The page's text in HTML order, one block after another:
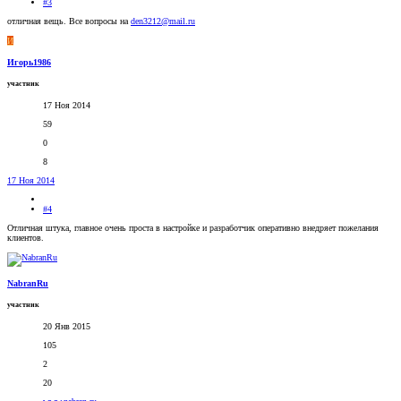
отличная вещь. Все вопросы на den3212@mail.ru
И
Игорь1986
участник
17 Ноя 2014
59
0
8
17 Ноя 2014
#4
Отличная штука, главное очень проста в настройке и разработчик оперативно внедряет пожелания
клиентов.
NabranRu
участник
20 Янв 2015
105
2
20